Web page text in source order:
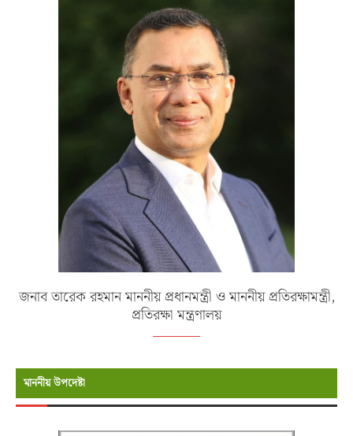
জনাব তারেক রহমান মাননীয় প্রধানমন্ত্রী ও মাননীয় প্রতিরক্ষামন্ত্রী,
প্রতিরক্ষা মন্ত্রণালয়
মাননীয় উপদেষ্টা